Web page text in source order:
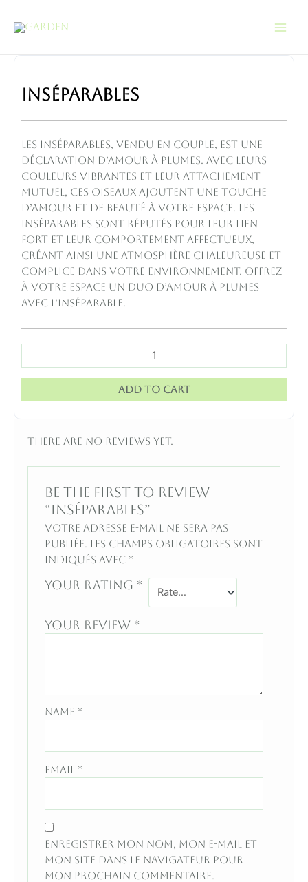
au
inséparables
Les inséparables, vendu en couple, est une
déclaration d’amour à plumes. Avec leurs
couleurs vibrantes et leur attachement
mutuel, ces oiseaux ajoutent une touche
d’amour et de beauté à votre espace. Les
inséparables sont réputés pour leur lien
fort et leur comportement affectueux,
créant ainsi une atmosphère chaleureuse et
complice dans votre environnement. Offrez
à votre espace un duo d’amour à plumes
avec l’inséparable.
Add to cart
There are no reviews yet.
Be the first to review
“inséparables”
Votre adresse e-mail ne sera pas
publiée. Les champs obligatoires sont
indiqués avec *
Your rating *
Your review *
Name *
Email *
Enregistrer mon nom, mon e-mail et
mon site dans le navigateur pour
mon prochain commentaire.